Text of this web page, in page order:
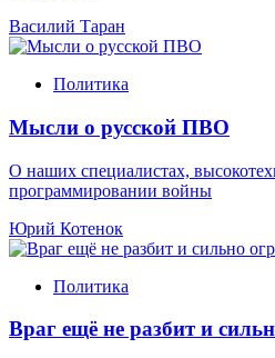
Василий Таран
Политика
Мысли о русской ПВО
О наших специалистах,
программировании войны
Юрий Котенок
Политика
Враг ещё не разбит и